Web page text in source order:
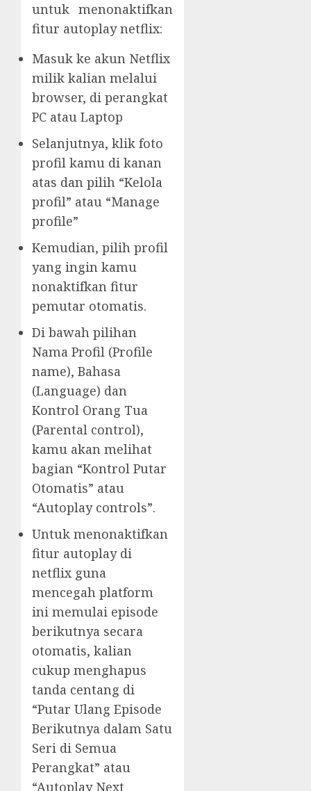
untuk menonaktifkan
fitur autoplay netflix:
Masuk ke akun Netflix
milik kalian melalui
browser, di perangkat
PC atau Laptop
Selanjutnya, klik foto
profil kamu di kanan
atas dan pilih “Kelola
profil” atau “Manage
profile”
Kemudian, pilih profil
yang ingin kamu
nonaktifkan fitur
pemutar otomatis.
Di bawah pilihan
Nama Profil (Profile
name), Bahasa
(Language) dan
Kontrol Orang Tua
(Parental control),
kamu akan melihat
bagian “Kontrol Putar
Otomatis” atau
“Autoplay controls”.
Untuk menonaktifkan
fitur autoplay di
netflix guna
mencegah platform
ini memulai episode
berikutnya secara
otomatis, kalian
cukup menghapus
tanda centang di
“Putar Ulang Episode
Berikutnya dalam Satu
Seri di Semua
Perangkat” atau
“Autoplay Next